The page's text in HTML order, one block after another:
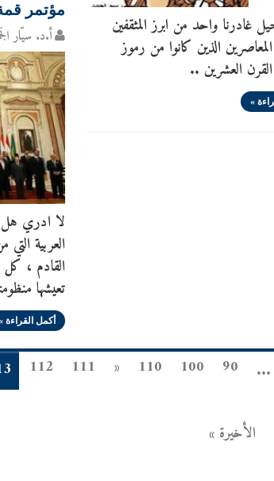
غادرنا واحد من ابرز المثقفين
المعاصرين الذين كانوا من رموز
العشرين ..
»
مؤتمر
أ.د. سيّار
لا ادري هل
العربية
القادم ، كل
تعيشها
أكمل القراءة
...
90
100
110
«
111
112
الأخيرة »